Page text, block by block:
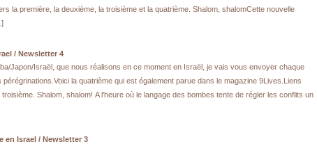
la première, la deuxième, la troisième et la quatrième. Shalom, shalomCette nouvelle
/ Newsletter 4
Japon/Israël, que nous réalisons en ce moment en Israël, je vais vous envoyer chaque
la quatrième qui est également parue dans le magazine 9Lives.Liens
Shalom, shalom! A l’heure où le langage des bombes tente de régler les conflits un
en Israel / Newsletter 3